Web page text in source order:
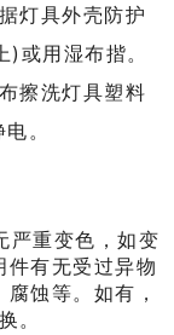
灯具外壳防护
或用湿布揩。
擦洗灯具塑料
。
严重变色，如变
件有无受过异物
蚀等。如有，
。